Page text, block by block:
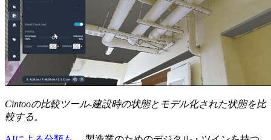
Cintooの比較ツール-建設時の状態とモデル化された状態を比
較する。